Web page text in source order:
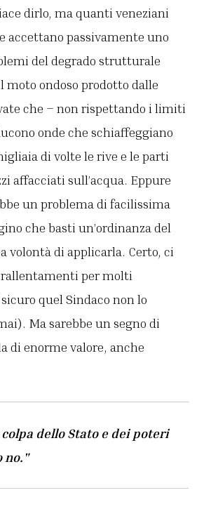
dirlo, ma quanti veneziani
accettano passivamente uno
del degrado strutturale
moto ondoso prodotto dalle
che – non rispettando i limiti
onde che schiaffeggiano
di volte le rive e le parti
affacciati sull’acqua. Eppure
un problema di facilissima
che basti un’ordinanza del
volontà di applicarla. Certo, ci
per molti
quel Sindaco non lo
Ma sarebbe un segno di
di enorme valore, anche
dello Stato e dei poteri
no."